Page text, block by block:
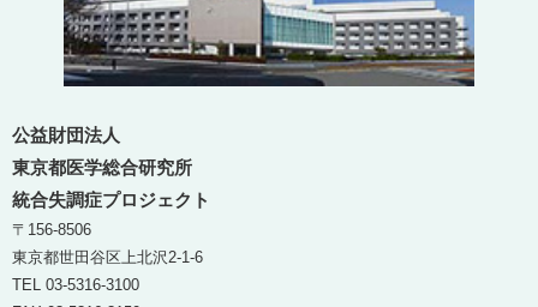
公益財団法人
東京都医学総合研究所
統合失調症プロジェクト
〒156-8506
東京都世田谷区上北沢2-1-6
TEL 03-5316-3100